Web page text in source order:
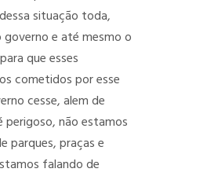
situação toda,
e até mesmo o
que esses
cometidos por esse
cesse, alem de
perigoso, não estamos
parques, praças e
falando de